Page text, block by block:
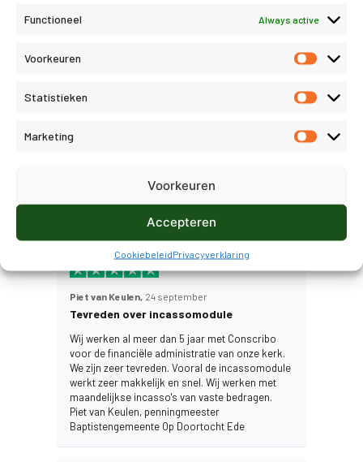
Functioneel Always active
Voorkeuren
Statistieken
Marketing
Accepteren
Voorkeuren
CookiebeleidPrivacyverklaring
Zeer degelijk
Lees meer
Piet van Keulen, 24 september
Tevreden over incassomodule
Wij werken al meer dan 5 jaar met Conscribo
voor de financiële administratie van onze kerk.
We zijn zeer tevreden. Vooral de incassomodule
werkt zeer makkelijk en snel. Wij werken met
maandelijkse incasso's van vaste bedragen.
Piet van Keulen, penningmeester
Baptistengemeente Op Doortocht Ede